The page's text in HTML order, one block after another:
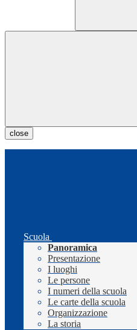
close
Scuola
Panoramica
Presentazione
I luoghi
Le persone
I numeri della scuola
Le carte della scuola
Organizzazione
La storia